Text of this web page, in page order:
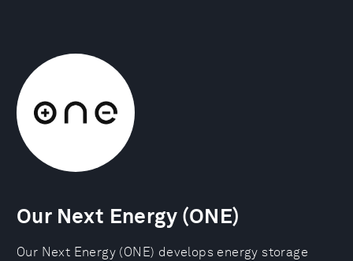
Our Next Energy (ONE)
Our Next Energy (ONE) develops energy storage